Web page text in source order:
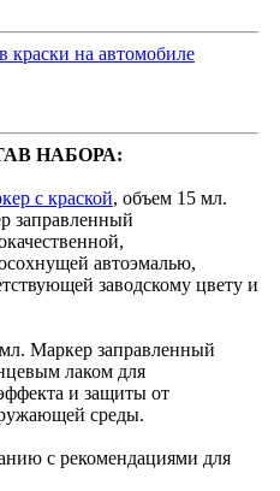
краски на автомобиле
НАБОРА:
с краской, объем 15 мл.
заправленный
автоэмалью,
заводскому цвету и
Маркер заправленный
лаком для
и защиты от
среды.
с рекомендациями для